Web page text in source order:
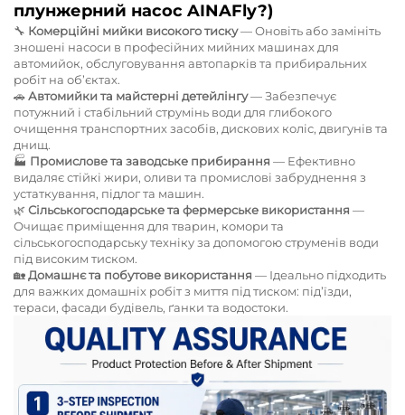
плунжерний насос AINAFly?)
🔧 Комерційні мийки високого тиску— Оновіть або замініть
зношені насоси в професійних мийних машинах для
автомийок, обслуговування автопарків та прибиральних
робіт на об’єктах.
🚗Автомийки та майстерні детейлінгу— Забезпечує
потужний і стабільний струмінь води для глибокого
очищення транспортних засобів, дискових коліс, двигунів та
днищ.
🏭 Промислове та заводське прибирання — Ефективно
видаляє стійкі жири, оливи та промислові забруднення з
устаткування, підлог та машин.
🌿 Сільськогосподарське та фермерське використання —
Очищає приміщення для тварин, комори та
сільськогосподарську техніку за допомогою струменів води
під високим тиском.
🏡Домашнє та побутове використання — Ідеально підходить
для важких домашніх робіт з миття під тиском: під’їзди,
тераси, фасади будівель, ґанки та водостоки.